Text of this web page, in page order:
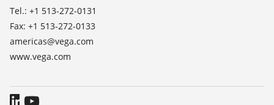
Blog
Tel.: +1 513-272-0131
Fax: +1 513-272-0133
americas@vega.com
www.vega.com